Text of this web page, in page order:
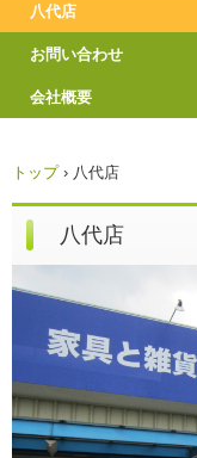
八代店
お問い合わせ
会社概要
トップ › 八代店
八代店